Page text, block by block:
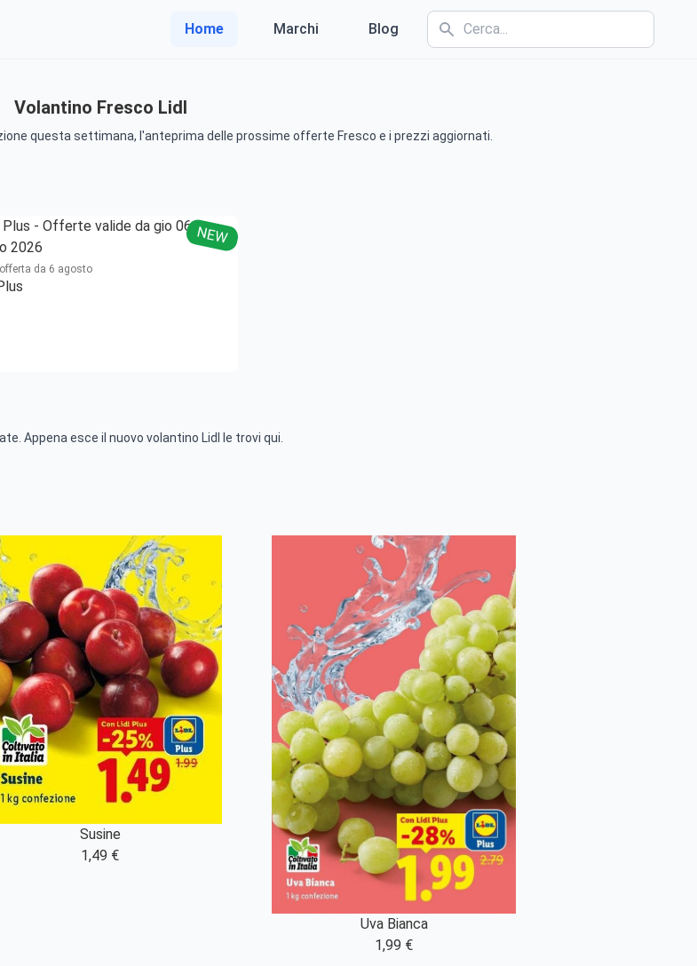
Home Marchi Blog
Volantino Fresco Lidl
questa settimana, l'anteprima delle prossime offerte Fresco e i prezzi aggiornati.
NEW
offerta da 6 agosto
Appena esce il nuovo volantino Lidl le trovi qui.
Susine
1,49 €
Uva Bianca
1,99 €